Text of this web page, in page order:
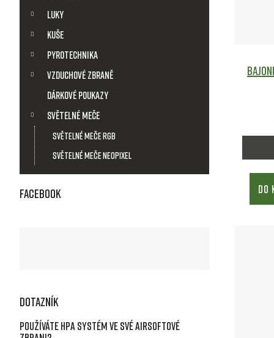
Luky
Kuše
Pyrotechnika
Vzduchové zbraně
Dárkové poukazy
Světelné meče
Světelné meče RGB
Světelné meče Neopixel
Facebook
Dotazník
Používáte HPA systém ve své airsoftové
d
DO